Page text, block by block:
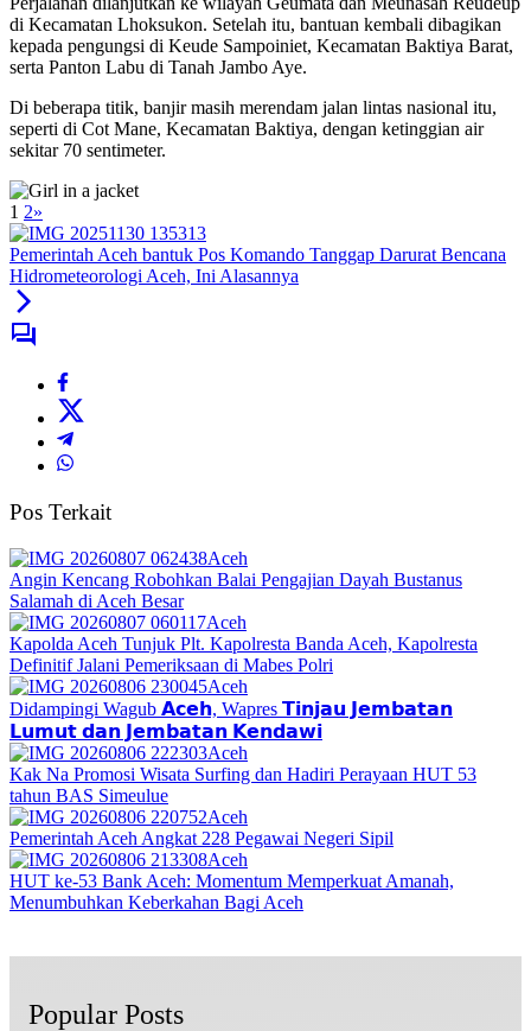
di Kecamatan Lhoksukon. Setelah itu, bantuan kembali dibagikan
kepada pengungsi di Keude Sampoiniet, Kecamatan Baktiya Barat,
serta Panton Labu di Tanah Jambo Aye.
Di beberapa titik, banjir masih merendam jalan lintas nasional itu,
seperti di Cot Mane, Kecamatan Baktiya, dengan ketinggian air
sekitar 70 sentimeter.
1 2»
Pemerintah Aceh bantuk Pos Komando Tanggap Darurat Bencana
Hidrometeorologi Aceh, Ini Alasannya
Pos Terkait
Aceh
Angin Kencang Robohkan Balai Pengajian Dayah Bustanus
Salamah di Aceh Besar
Aceh
Kapolda Aceh Tunjuk Plt. Kapolresta Banda Aceh, Kapolresta
Definitif Jalani Pemeriksaan di Mabes Polri
Aceh
Didampingi Wagub 𝗔𝗰𝗲𝗵, Wapres 𝗧𝗶𝗻𝗷𝗮𝘂 𝗝𝗲𝗺𝗯𝗮𝘁𝗮𝗻
𝗟𝘂𝗺𝘂𝘁 𝗱𝗮𝗻 𝗝𝗲𝗺𝗯𝗮𝘁𝗮𝗻 𝗞𝗲𝗻𝗱𝗮𝘄𝗶
Aceh
Kak Na Promosi Wisata Surfing dan Hadiri Perayaan HUT 53
tahun BAS Simeulue
Aceh
Pemerintah Aceh Angkat 228 Pegawai Negeri Sipil
Aceh
HUT ke-53 Bank Aceh: Momentum Memperkuat Amanah,
Menumbuhkan Keberkahan Bagi Aceh
Popular Posts